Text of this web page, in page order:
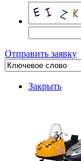
Отправить заявку
Закрыть